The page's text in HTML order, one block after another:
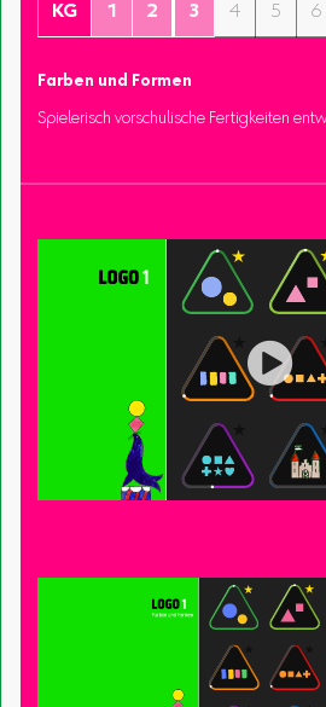
KG 1 2 3 4 5 6
Farben und Formen
Spielerisch vorschulische Fertigkeiten
